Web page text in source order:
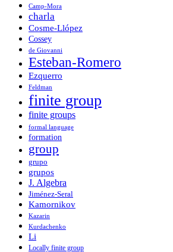
Camp-Mora
charla
Cosme-Llópez
Cossey
de Giovanni
Esteban-Romero
Ezquerro
Feldman
finite group
finite groups
formal language
formation
group
grupo
grupos
J. Algebra
Jiménez-Seral
Kamornikov
Kazarin
Kurdachenko
Li
Locally finite group